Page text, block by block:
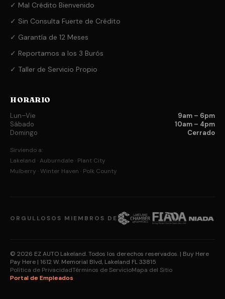
✓ Mal Crédito Bienvenido
✓ Sin Consulta Fuerte de Crédito
✓ Garantía de 12 Meses
✓ Reportamos a los 3 Burós
✓ Taller de Servicio Propio
HORARIO
Lun–Vie
9am – 6pm
Sábado
10am – 4pm
Domingo
Cerrado
Sirviendo a:
Lakeland · Auburndale · Plant City
Mulberry · Winter Haven · Polk County
ORGULLOSOS MIEMBROS DE
© 2026 EZ AUTO Lakeland. Todos los derechos reservados. | Buy Here
Pay Here | 1612 W. Memorial Blvd, Lakeland FL 33815
Política de PrivacidadTérminos de ServicioMapa del Sitio
Portal de Empleados